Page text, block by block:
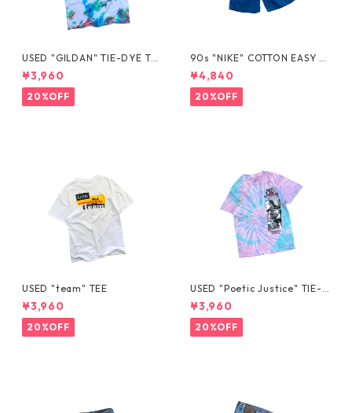
USED "GILDAN" TIE-DYE TE
E
¥3,960
20%OFF
90s "NIKE" COTTON EASY S
HORTS
¥4,840
20%OFF
USED "team" TEE
¥3,960
20%OFF
USED "Poetic Justice" TIE-D
YE TEE
¥3,960
20%OFF